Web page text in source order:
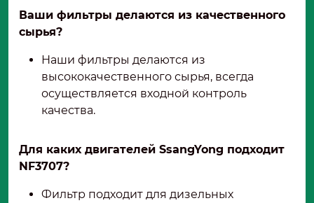
Ваши фильтры делаются из качественного
сырья?
Наши фильтры делаются из
высококачественного сырья, всегда
осуществляется входной контроль
качества.
Для каких двигателей SsangYong подходит
NF3707?
Фильтр подходит для дизельных